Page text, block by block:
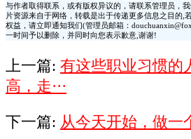
与作者取得联系，或有版权异议的，请联系管理员，
片资源来自于网络，转载是出于传递更多信息之目的,
权益，请立即通知我们(管理员邮箱：
一时间予以删除，并同时向您表示歉意,谢谢!
上一篇: 有这些职业习惯的
高，走···
下一篇: 从今天开始，做一